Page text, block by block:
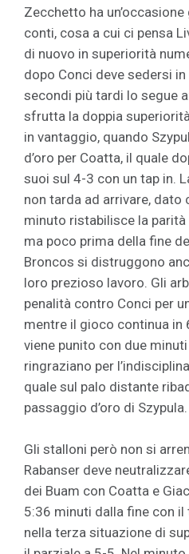
Zecchetto ha
conti, cosa a cui ci pensa
di nuovo in superiorità
dopo Conci deve sedersi
secondi più tardi lo segue
sfrutta la doppia
in vantaggio, quando
d’oro per Coatta, il quale
suoi sul 4-3 con un tap in.
non tarda ad arrivare, dato
minuto ristabilisce la
ma poco prima della fine
Broncos si distruggono
loro prezioso lavoro. Gli
penalità contro Conci per
mentre il gioco continua in
viene punito con due
ringraziano per
quale sul palo distante
passaggio d’oro di Szypula.
Gli stalloni però non si
Rabanser deve
dei Buam con Coatta e
5:36 minuti dalla fine con
nella terza situazione di